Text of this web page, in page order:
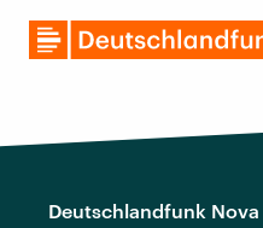
Deutschlandfunk Nova